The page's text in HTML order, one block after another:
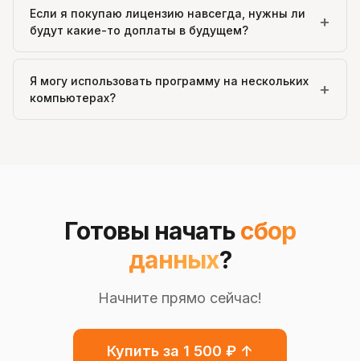
Если я покупаю лицензию навсегда, нужны ли
будут какие-то доплаты в будущем?
+
Я могу использовать программу на нескольких
компьютерах?
+
Готовы начатьсбор
данных?
Начните прямо сейчас!
Купить за 1 500 ₽ ↑